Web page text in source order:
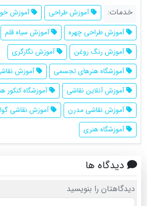
خدمات: آموزش طراحی
آموزش
آموزش طراحی چهره
آموزش سیاه قلم
آموزش رنگ روغن
آموزش نگارگری
آموزشگاه هنرهای تجسمی
آموزش
آموزش آنلاین نقاشی
آموزشگاه کنکور
آموزش نقاشی مدرن
آموزش نقاشی
آموزشگاه هنری
دیدگاه ها
دیدگاهتان را بنویسید